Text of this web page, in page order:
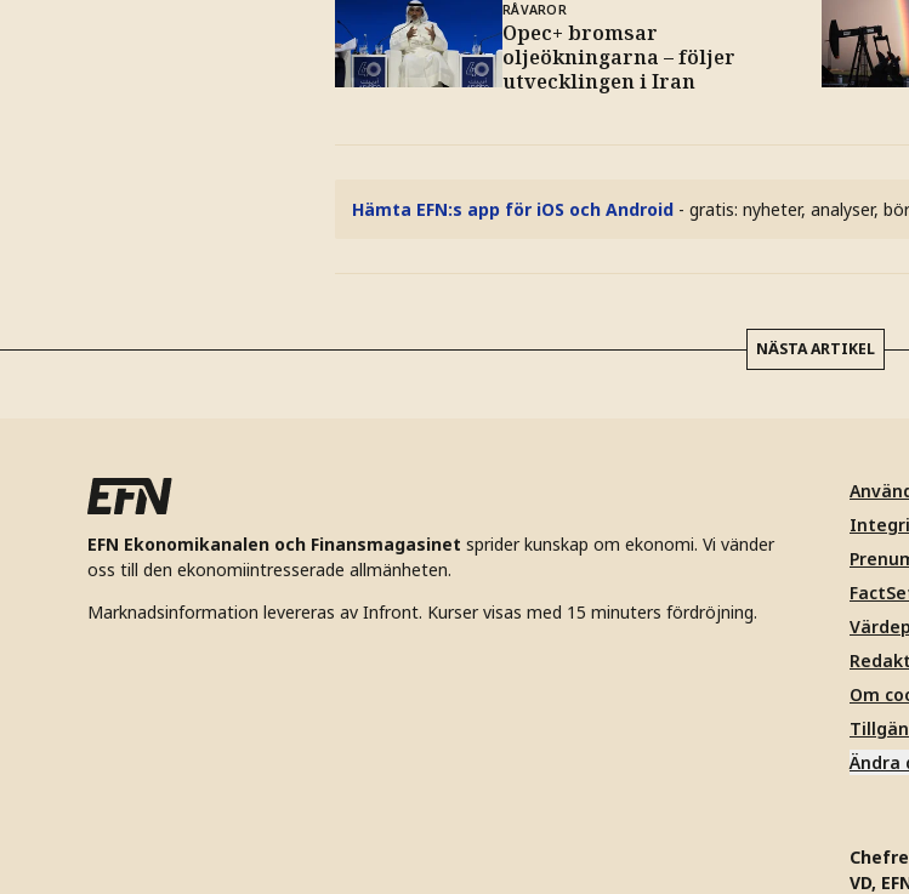
RÅVAROR
Opec+ bromsar
oljeökningarna – följer
utvecklingen i Iran
Hämta EFN:s app för iOS och Android - gratis: nyheter, analyser,
NÄSTA ARTIKEL
EFN Ekonomikanalen och Finansmagasinet sprider kunskap om ekonomi. Vi vänder
oss till den ekonomiintresserade allmänheten.
Marknadsinformation levereras av Infront. Kurser visas med 15 minuters fördröjning.
Om
Ändra
VD,